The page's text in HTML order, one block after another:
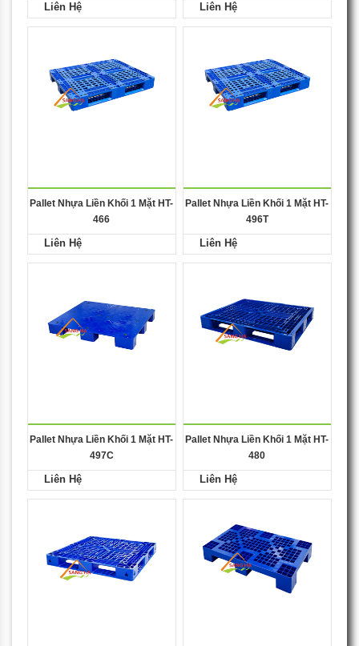
Liên Hệ Liên Hệ
Pallet Nhựa Liền Khối 1 Mặt HT-
466
Liên Hệ
Pallet Nhựa Liền Khối 1 Mặt HT-
496T
Liên Hệ
Pallet Nhựa Liền Khối 1 Mặt HT-
497C
Liên Hệ
Pallet Nhựa Liền Khối 1 Mặt HT-
480
Liên Hệ